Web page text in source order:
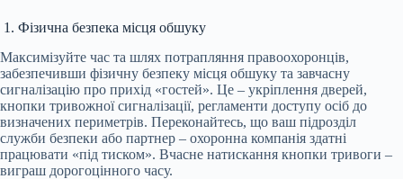
1. Фізична безпека місця обшуку
Максимізуйте час та шлях потрапляння правоохоронців,
забезпечивши фізичну безпеку місця обшуку та завчасну
сигналізацію про прихід «гостей». Це – укріплення дверей,
кнопки тривожної сигналізації, регламенти доступу осіб до
визначених периметрів. Переконайтесь, що ваш підрозділ
служби безпеки або партнер – охоронна компанія здатні
працювати «під тиском». Вчасне натискання кнопки тривоги –
виграш дорогоцінного часу.